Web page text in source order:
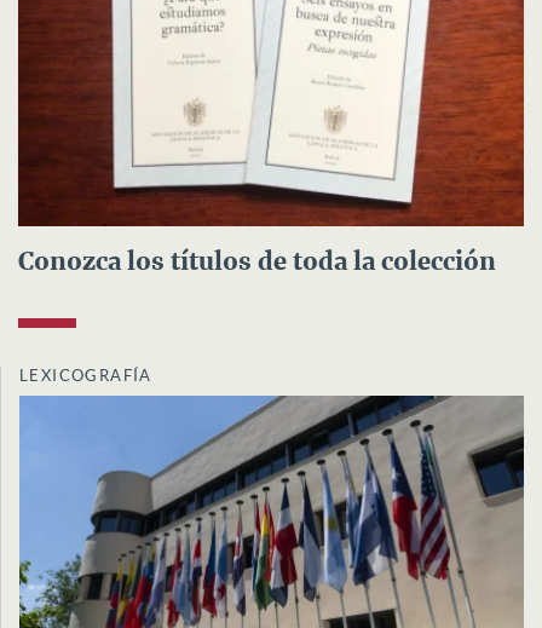
Conozca los títulos de toda la colección
LEXICOGRAFÍA